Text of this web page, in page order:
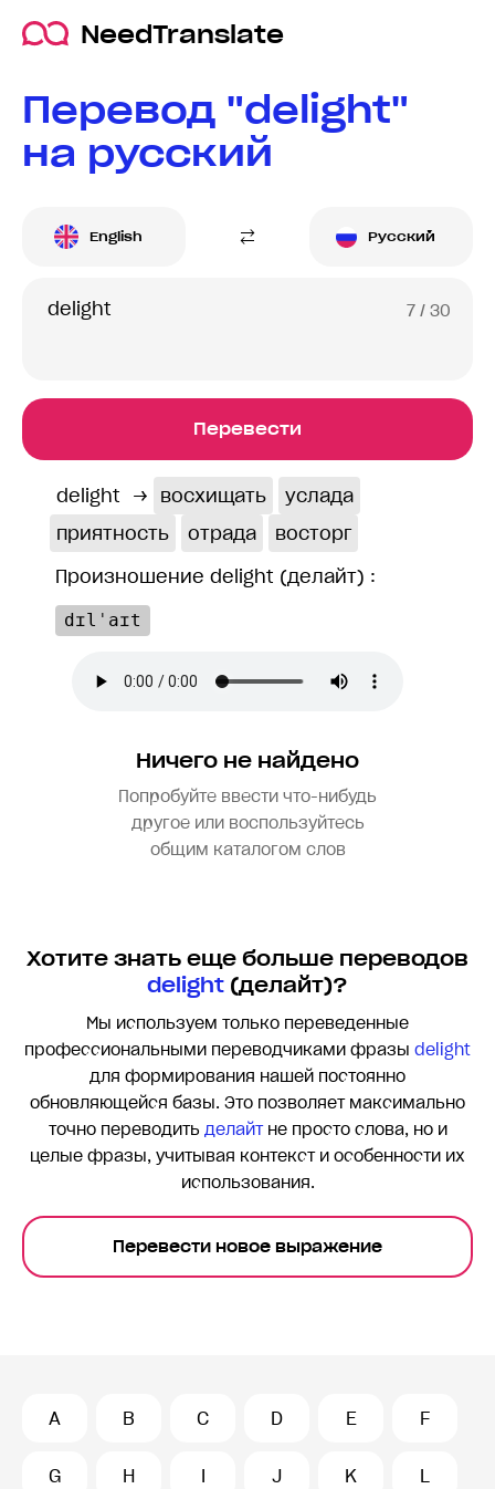
NeedTranslate
Перевод "delight"
на русский
English Русский
7 / 30
Перевести
delight → восхищать
услада
приятность
отрада
восторг
Произношение delight (делайт) :
dɪlˈaɪt
Ничего не найдено
Попробуйте ввести что-нибудь
другое или воспользуйтесь
общим каталогом слов
Хотите знать еще больше переводов
delight (делайт)?
Мы используем только переведенные
профессиональными переводчиками фразы delight
для формирования нашей постоянно
обновляющейся базы. Это позволяет максимально
точно переводить делайтне просто слова, но и
целые фразы, учитывая контекст и особенности их
использования.
Перевести новое выражение
A B C D E F
G H I J K L